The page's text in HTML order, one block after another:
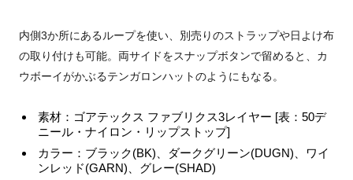
内側3か所にあるループを使い、別売りのストラップや日よけ布
の取り付けも可能。両サイドをスナップボタンで留めると、カ
ウボーイがかぶるテンガロンハットのようにもなる。
素材：ゴアテックス ファブリクス3レイヤー [表：50デ
ニール・ナイロン・リップストップ]
カラー：ブラック(BK)、ダークグリーン(DUGN)、ワイ
ンレッド(GARN)、グレー(SHAD)